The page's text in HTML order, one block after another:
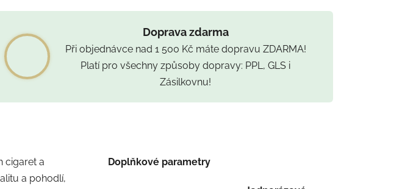
Doprava zdarma
Při objednávce nad 1 500 Kč máte dopravu ZDARMA!
Platí pro všechny způsoby dopravy: PPL, GLS i
Zásilkovnu!
cigaret a
a pohodlí,
Doplňkové parametry